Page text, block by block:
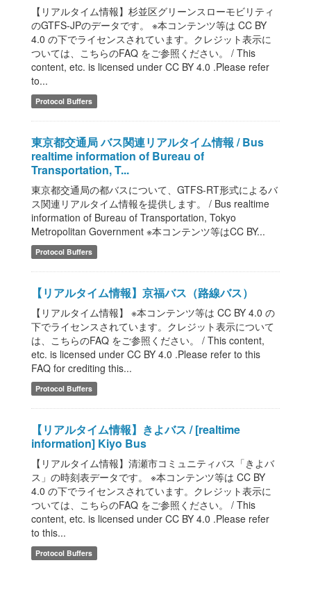
【リアルタイム情報】杉並区グリーンスローモビリティ
のGTFS-JPのデータです。 ※本コンテンツ等は CC BY
4.0 の下でライセンスされています。クレジット表示に
ついては、こちらのFAQ をご参照ください。 / This
content, etc. is licensed under CC BY 4.0 .Please refer
to...
Protocol Buffers
東京都交通局 バス関連リアルタイム情報 / Bus
realtime information of Bureau of
Transportation, T...
東京都交通局の都バスについて、GTFS-RT形式によるバ
ス関連リアルタイム情報を提供します。 / Bus realtime
information of Bureau of Transportation, Tokyo
Metropolitan Government ※本コンテンツ等はCC BY...
Protocol Buffers
【リアルタイム情報】京福バス（路線バス）
【リアルタイム情報】 ※本コンテンツ等は CC BY 4.0 の
下でライセンスされています。クレジット表示について
は、こちらのFAQ をご参照ください。 / This content,
etc. is licensed under CC BY 4.0 .Please refer to this
FAQ for crediting this...
Protocol Buffers
【リアルタイム情報】きよバス / [realtime
information] Kiyo Bus
【リアルタイム情報】清瀬市コミュニティバス「きよバ
ス」の時刻表データです。 ※本コンテンツ等は CC BY
4.0 の下でライセンスされています。クレジット表示に
ついては、こちらのFAQ をご参照ください。 / This
content, etc. is licensed under CC BY 4.0 .Please refer
to this...
Protocol Buffers